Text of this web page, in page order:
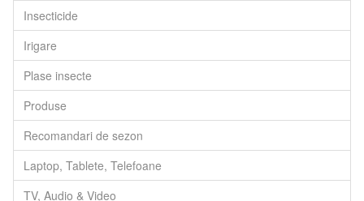
Insecticide
Irigare
Plase insecte
Produse
Recomandari de sezon
Laptop, Tablete, Telefoane
TV, Audio & Video